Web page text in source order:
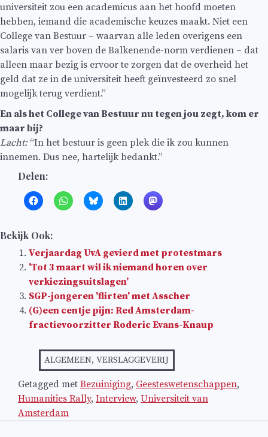
universiteit zou een academicus aan het hoofd moeten
hebben, iemand die academische keuzes maakt. Niet een
College van Bestuur – waarvan alle leden overigens een
salaris van ver boven de Balkenende-norm verdienen – dat
alleen maar bezig is ervoor te zorgen dat de overheid het
geld dat ze in de universiteit heeft geïnvesteerd zo snel
mogelijk terug verdient.”
En als het College van Bestuur nu tegen jou zegt, kom er
maar bij?
Lacht: “In het bestuur is geen plek die ik zou kunnen
innemen. Dus nee, hartelijk bedankt.”
Delen:
Bekijk Ook:
Verjaardag UvA gevierd met protestmars
'Tot 3 maart wil ik niemand horen over
verkiezingsuitslagen’
SGP-jongeren 'flirten' met Asscher
(G)een centje pijn: Red Amsterdam-
fractievoorzitter Roderic Evans-Knaup
ALGEMEEN,VERSLAGGEVERIJ
Getagged met Bezuiniging, Geesteswetenschappen,
Humanities Rally, Interview, Universiteit van
Amsterdam